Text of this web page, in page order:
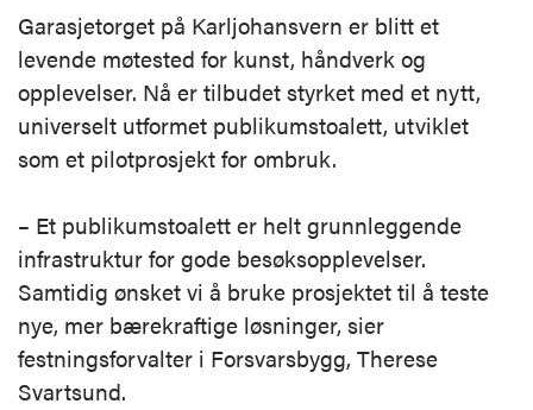
Garasjetorget på Karljohansvern er blitt et
levende møtested for kunst, håndverk og
opplevelser. Nå er tilbudet styrket med et nytt,
universelt utformet publikumstoalett, utviklet
som et pilotprosjekt for ombruk.
– Et publikumstoalett er helt grunnleggende
infrastruktur for gode besøksopplevelser.
Samtidig ønsket vi å bruke prosjektet til å teste
nye, mer bærekraftige løsninger, sier
festningsforvalter i Forsvarsbygg, Therese
Svartsund.